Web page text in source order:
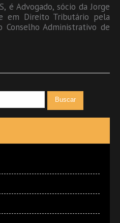
é Advogado, sócio da Jorge
em Direito Tributário pela
Conselho Administrativo de